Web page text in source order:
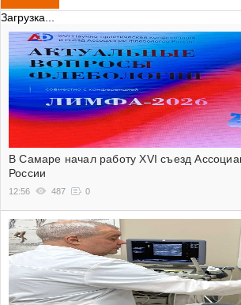
Загрузка...
В Самаре начал работу XVI съезд
России
12:56 487 0